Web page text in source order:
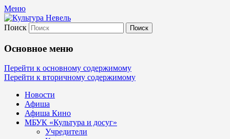
Меню
Культура Невель
МБУК Невельского района "Культура
и досуг"
Поиск
Основное меню
Перейти к основному содержимому
Перейти к вторичному содержимому
Новости
Афиша
Афиша Кино
МБУК «Культура и досуг»
Учредители